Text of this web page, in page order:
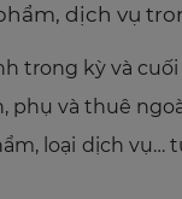
dịch vụ
trong kỳ và cuối
phụ và thuê
loại dịch vụ…